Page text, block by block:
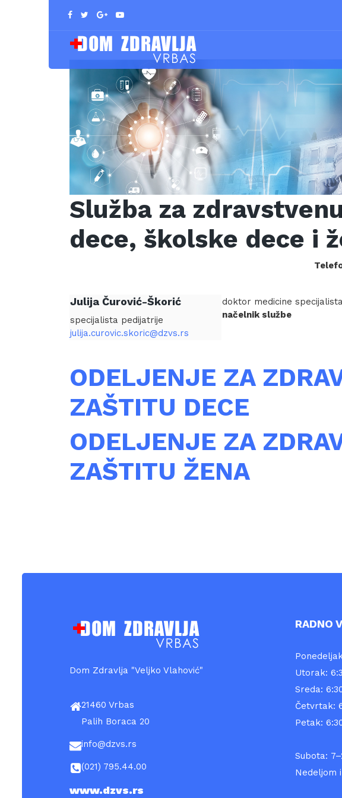
Služba za
dece, školske dece i
Julija Čurović-Škorić
doktor medicine
načelnik službe
specijalista pedijatrije
julija.curovic.skoric@dzvs.rs
ODELJENJE ZA
ZAŠTITU DECE
ODELJENJE ZA
ZAŠTITU ŽENA
Dom Zdravlja "Veljko Vlahović"
21460 Vrbas
Palih Boraca 20
info@dzvs.rs
(021) 795.44.00
www.dzvs.rs
RADNO
Utorak:
Sreda:
Četvrtak:
Petak:
Subota:
Nedeljom